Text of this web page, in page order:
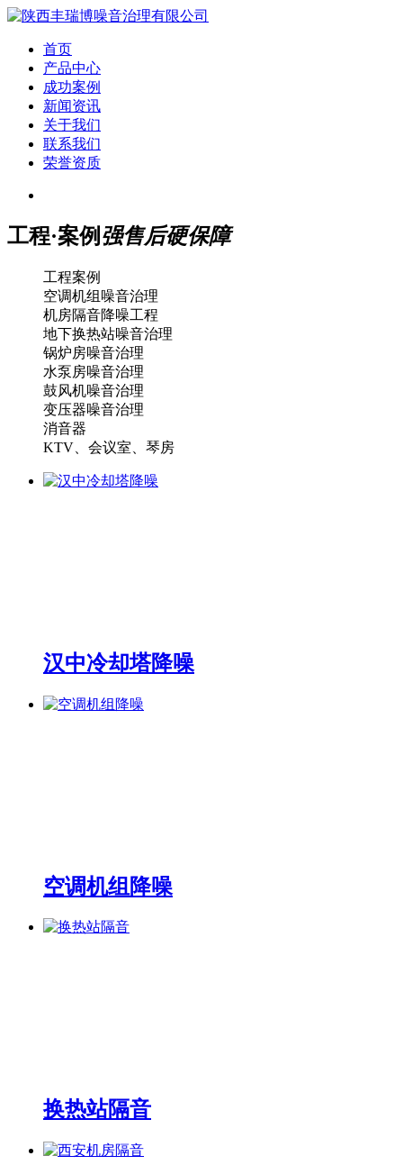
首页
产品中心
成功案例
新闻资讯
关于我们
联系我们
荣誉资质
工程·案例 强售后硬保障
工程案例
空调机组噪音治理
机房隔音降噪工程
地下换热站噪音治理
锅炉房噪音治理
水泵房噪音治理
鼓风机噪音治理
变压器噪音治理
消音器
KTV、会议室、琴房
汉中冷却塔降噪
空调机组降噪
换热站隔音